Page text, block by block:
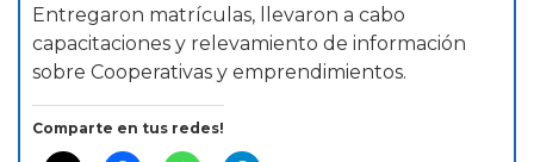
Entregaron matrículas, llevaron a cabo
capacitaciones y relevamiento de información
sobre Cooperativas y emprendimientos.
Comparte en tus redes!